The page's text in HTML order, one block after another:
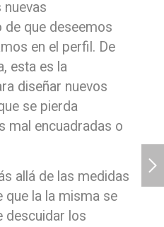
nuevas
de que deseemos
en el perfil. De
esta es la
diseñar nuevos
se pierda
mal encuadradas o
allá de las medidas
que la la misma se
descuidar los